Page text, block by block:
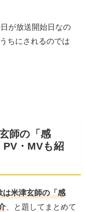
が放送開始日なの
ちにされるのでは
師の「感
PV・MVも紹
は米津玄師の「感
、と題してまとめて